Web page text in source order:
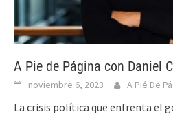
A Pie de Página con Daniel
noviembre 6, 2023 A Pié De
La crisis política que enfrenta el